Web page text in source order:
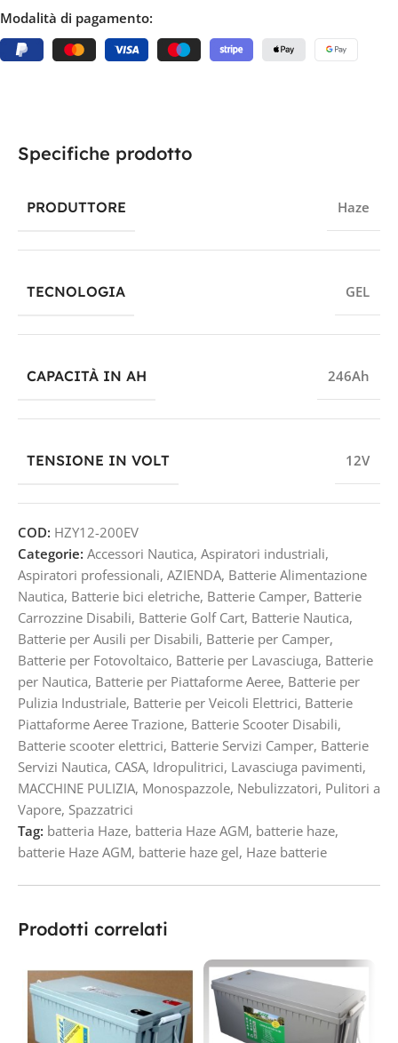
Modalità di pagamento:
Specifiche prodotto
PRODUTTORE Haze
TECNOLOGIA GEL
CAPACITÀ IN AH 246Ah
TENSIONE IN VOLT 12V
COD: HZY12-200EV
Categorie: Accessori Nautica, Aspiratori industriali,
Aspiratori professionali, AZIENDA, Batterie Alimentazione
Nautica, Batterie bici eletriche, Batterie Camper, Batterie
Carrozzine Disabili, Batterie Golf Cart, Batterie Nautica,
Batterie per Ausili per Disabili, Batterie per Camper,
Batterie per Fotovoltaico, Batterie per Lavasciuga, Batterie
per Nautica, Batterie per Piattaforme Aeree, Batterie per
Pulizia Industriale, Batterie per Veicoli Elettrici, Batterie
Piattaforme Aeree Trazione, Batterie Scooter Disabili,
Batterie scooter elettrici, Batterie Servizi Camper, Batterie
Servizi Nautica, CASA, Idropulitrici, Lavasciuga pavimenti,
MACCHINE PULIZIA, Monospazzole, Nebulizzatori, Pulitori a
Vapore, Spazzatrici
Tag: batteria Haze, batteria Haze AGM, batterie haze,
batterie Haze AGM, batterie haze gel, Haze batterie
Prodotti correlati